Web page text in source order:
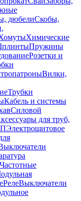
дюбелиСкобы,
Химические
Пружины
Розетки и
Вилки,
Трубки
Кабель и системы
Силовой
для труб,
Электрощитовое
Частотные
РелеВыключатели